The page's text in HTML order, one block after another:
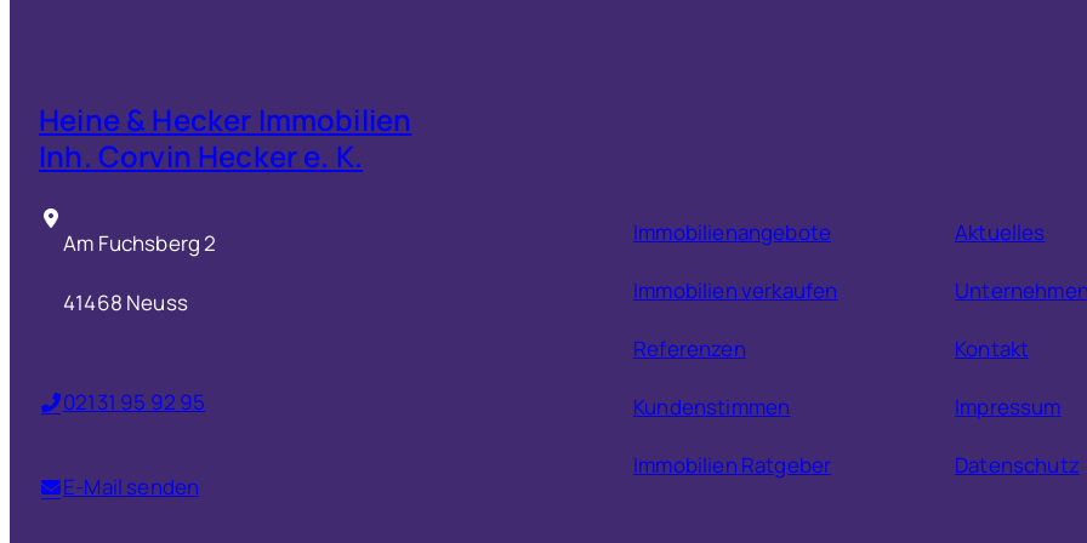
Heine & Hecker Immobilien
Inh. Corvin Hecker e. K.
Am Fuchsberg 2
41468 Neuss
02131 95 92 95
E-Mail senden
Immobilienangebote
Immobilien verkaufen
Referenzen
Kundenstimmen
Immobilien Ratgeber
Aktuelles
Kontakt
Impressum
Datenschutz